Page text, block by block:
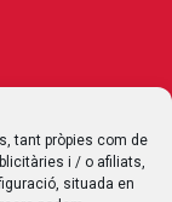
tant pròpies com de
i / o afiliats,
situada en